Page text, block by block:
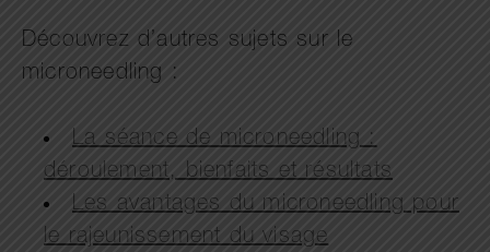
Découvrez d’autres sujets sur le
microneedling :
La séance de microneedling :
déroulement, bienfaits et résultats
Les avantages du microneedling pour
le rajeunissement du visage